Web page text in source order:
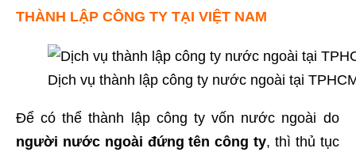
THÀNH LẬP CÔNG TY TẠI VIỆT NAM
Dịch vụ thành lập công ty nước ngoài tại
Để có thể thành lập công ty vốn nước ngoài do
người nước ngoài đứng tên công ty, thì thủ tục